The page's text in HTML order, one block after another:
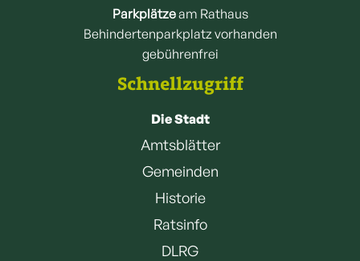
Parkplätzeam Rathaus
Behindertenparkplatz vorhanden
gebührenfrei
Schnellzugriff
Die Stadt
Amtsblätter
Gemeinden
Historie
Ratsinfo
DLRG